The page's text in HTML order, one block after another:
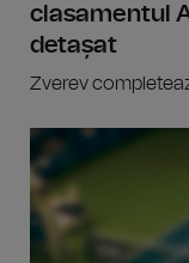
clasamentul
detașat
Zverev